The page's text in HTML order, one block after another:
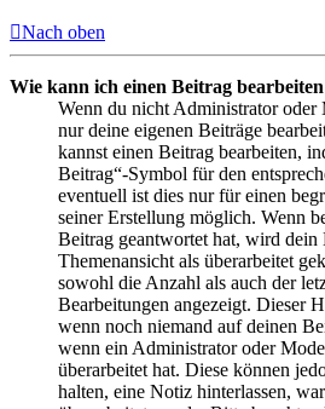
Nach oben
Wie kann ich einen Beitrag
Wenn du nicht Administrator oder
nur deine eigenen Beiträge
kannst einen Beitrag bearbeiten,
Beitrag“-Symbol für den
eventuell ist dies nur für einen
seiner Erstellung möglich. Wenn
Beitrag geantwortet hat, wird dein
Themenansicht als überarbeitet
sowohl die Anzahl als auch der
Bearbeitungen angezeigt. Dieser
wenn noch niemand auf deinen
wenn ein Administrator oder
überarbeitet hat. Diese können
halten, eine Notiz hinterlassen,